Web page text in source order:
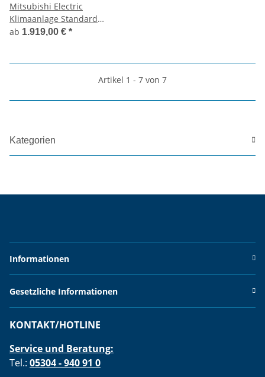
Mitsubishi Electric
Klimaanlage Standard
Wandgerät Set 6,1 kW bis
ab 1.919,00 € *
Artikel 1 - 7 von 7
Kategorien
Informationen
Gesetzliche Informationen
KONTAKT/HOTLINE
Service und Beratung:
Tel.: 05304 - 940 91 0